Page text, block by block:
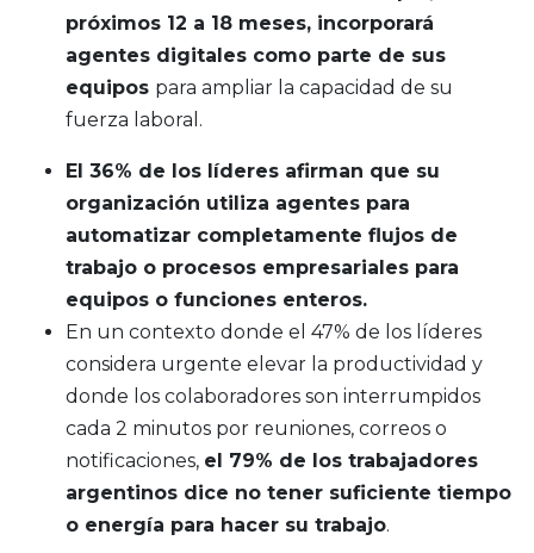
próximos 12 a 18 meses, incorporará
agentes digitales como parte de sus
equipos para ampliar la capacidad de su
fuerza laboral.
El 36% de los líderes afirman que su
organización utiliza agentes para
automatizar completamente flujos de
trabajo o procesos empresariales para
equipos o funciones enteros.
En un contexto donde el 47% de los líderes
considera urgente elevar la productividad y
donde los colaboradores son interrumpidos
cada 2 minutos por reuniones, correos o
notificaciones, el 79% de los trabajadores
argentinos dice no tener suficiente tiempo
o energía para hacer su trabajo.